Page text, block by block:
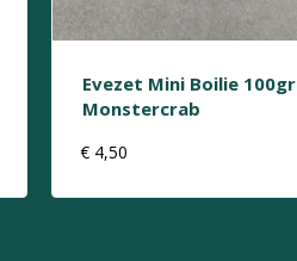
Evezet Mini Boilie 100gr
Monstercrab
€ 4,50